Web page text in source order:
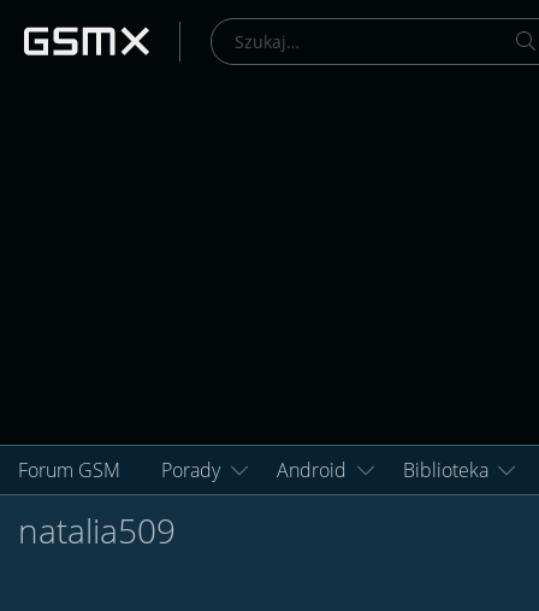
Forum GSM Porady Android Biblioteka
natalia509